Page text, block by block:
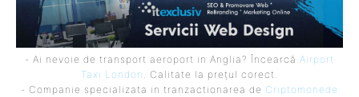
- Ai nevoie de transport aeroport in Anglia? Încearcă Airport
Taxi London . Calitate la prețul corect.
- Companie specializata in tranzactionarea de Criptomonede